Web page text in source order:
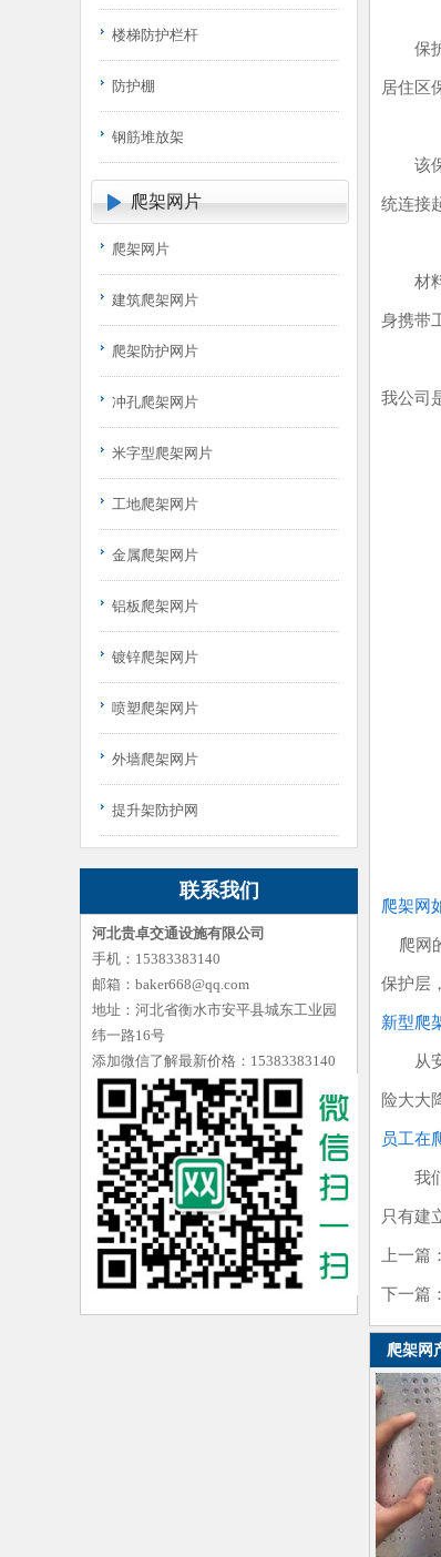
楼梯防护栏杆
防护棚
钢筋堆放架
爬架网片
爬架网片
建筑爬架网片
爬架防护网片
冲孔爬架网片
米字型爬架网片
工地爬架网片
金属爬架网片
铝板爬架网片
镀锌爬架网片
喷塑爬架网片
外墙爬架网片
提升架防护网
联系我们
河北贵卓交通设施有限公司
手机：15383383140
邮箱：baker668@qq.com
地址：河北省衡水市安平县城东工业园
纬一路16号
添加微信了解最新价格：15383383140
保护
居住区
该保
统连接
材料
身携带
我公司
爬架网
爬网
保护层
新型爬
从安
险大大
员工在
我们
只有建
上一篇
下一篇
爬架网